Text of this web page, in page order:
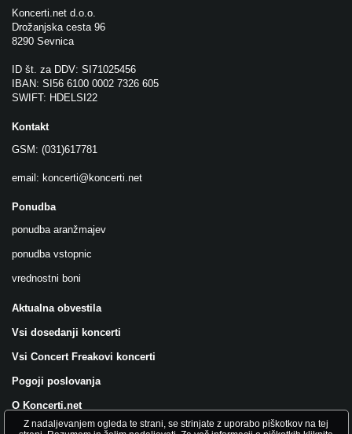
Koncerti.net d.o.o.
Drožanjska cesta 96
8290 Sevnica
ID št. za DDV: SI71025456
IBAN: SI56 6100 0002 7326 605
SWIFT: HDELSI22
Kontakt
GSM: (031)617781
email: koncerti@koncerti.net
Ponudba
ponudba aranžmajev
ponudba vstopnic
vrednostni boni
Aktualna obvestila
Vsi dosedanji koncerti
Vsi Concert Freakovi koncerti
Pogoji poslovanja
O Koncerti.net
Z nadaljevanjem ogleda te strani, se strinjate z uporabo piškotkov na tej